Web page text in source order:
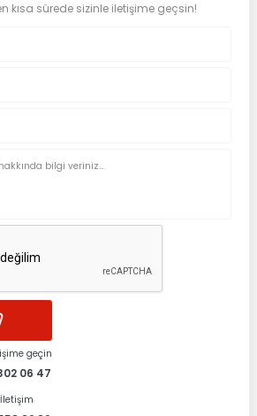
kısa sürede sizinle iletişime geçsin!
geçin
06 47